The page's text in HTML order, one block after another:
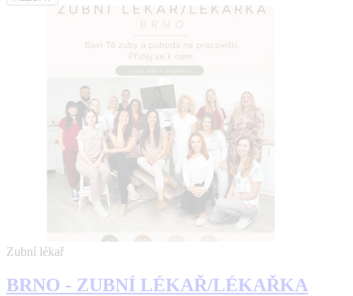
Zubní lékař
BRNO - ZUBNÍ LÉKAŘ/LÉKAŘKA